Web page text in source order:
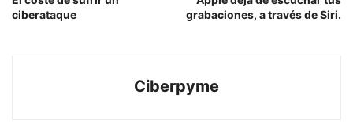
ciberataque
grabaciones, a través de Siri.
Ciberpyme